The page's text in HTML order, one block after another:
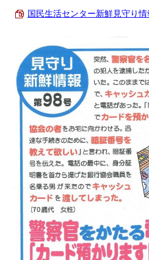
国民生活センター新鮮見守り